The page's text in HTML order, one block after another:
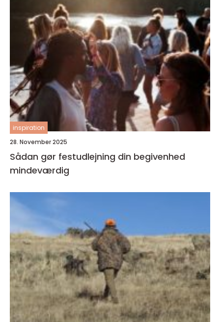
inspiration
28. November 2025
Sådan gør festudlejning din begivenhed
mindeværdig